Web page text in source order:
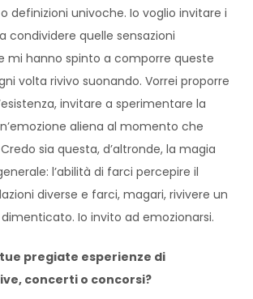
definizioni univoche. Io voglio invitare i
condividere quelle sensazioni
mi hanno spinto a comporre queste
volta rivivo suonando. Vorrei proporre
invitare a sperimentare la
aliena al momento che
sia questa, d’altronde, la magia
l’abilità di farci percepire il
diverse e farci, magari, rivivere un
Io invito ad emozionarsi.
pregiate esperienze di
concerti o concorsi?